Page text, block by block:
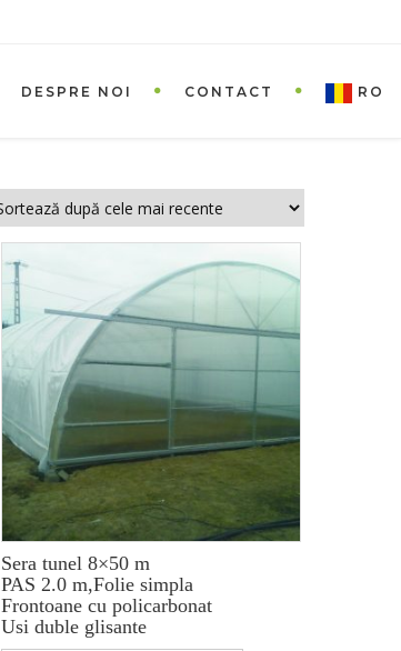
DESPRE NOI CONTACT RO
Sera tunel 8×50 m
PAS 2.0 m,Folie simpla
Frontoane cu policarbonat
Usi duble glisante